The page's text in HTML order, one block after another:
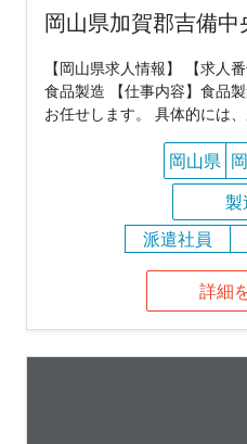
岡山県加賀郡吉備
【岡山県求人情報】 【求人
食品製造 【仕事内容】食品
お任せします。 具体的には
岡山県
製
派遣社員
詳細